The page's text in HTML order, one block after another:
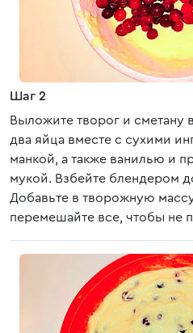
Шаг 2
Выложите творог и сметану
два яйца вместе с сухими
манкой, а также ванилью и
мукой. Взбейте блендером
Добавьте в творожную
перемешайте все, чтобы не